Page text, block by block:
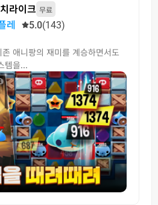
라이크 무료
레
5.0(143)
애니팡의 재미를 계승하면서도
템을...